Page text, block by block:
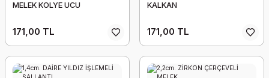
MELEK KOLYE UCU
171,00 TL
KALKAN
171,00 TL